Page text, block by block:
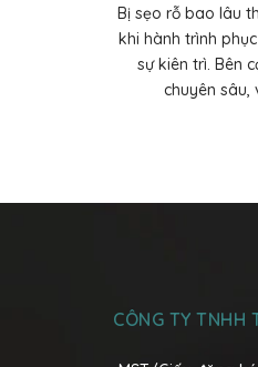
Bị sẹo rỗ bao lâu
khi hành trình
sự kiên trì. Bên
chuyên sâu,
CÔNG TY TNHH